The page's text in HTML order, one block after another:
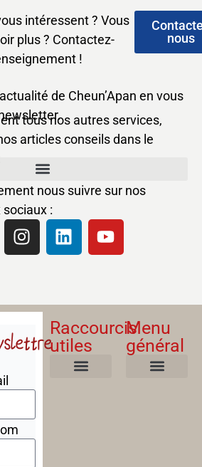
intéressent ? Vous
plus ? Contactez-
!
nous
de Cheun’Apan en vous
tous nos autres services,
articles conseils dans le
nous suivre sur nos
:
Raccourcis
utiles
Menu
général